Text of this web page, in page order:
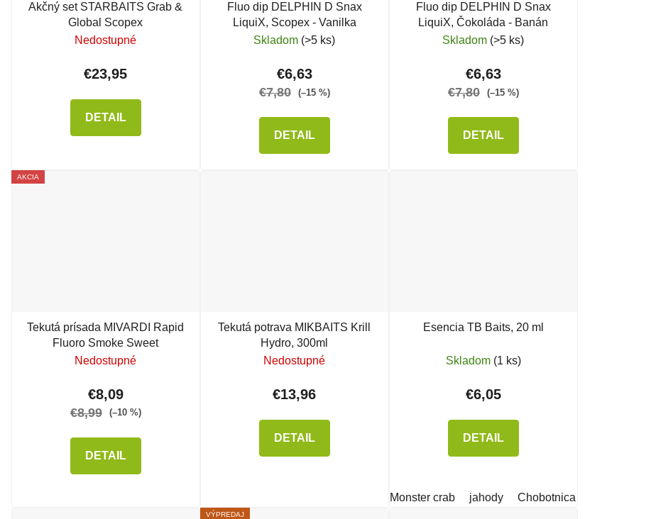
Akčný set STARBAITS Grab &
Global Scopex
Nedostupné
€23,95
DETAIL
Fluo dip DELPHIN D Snax
LiquiX, Scopex - Vanilka
Skladom (>5 ks)
€6,63
€7,80 (–15 %)
DETAIL
Fluo dip DELPHIN D Snax
LiquiX, Čokoláda - Banán
Skladom (>5 ks)
€6,63
€7,80 (–15 %)
DETAIL
AKCIA
Tekutá prísada MIVARDI Rapid
Fluoro Smoke Sweet
Nedostupné
€8,09
€8,99 (–10 %)
DETAIL
Tekutá potrava MIKBAITS Krill
Hydro, 300ml
Nedostupné
€13,96
DETAIL
Esencia TB Baits, 20 ml
Skladom (1 ks)
€6,05
DETAIL
Monster crab jahody Chobotnica
VÝPREDAJ